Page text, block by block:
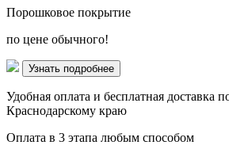
Порошковое покрытие
по цене обычного!
Узнать подробнее
Удобная оплата и бесплатная доставка
Краснодарскому краю
Оплата в 3 этапа любым способом